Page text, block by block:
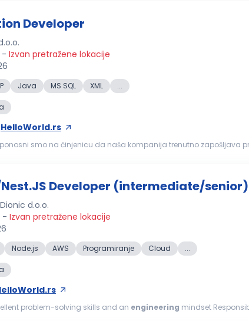
Developer
- Izvan pretražene lokacije
Java MS SQL XML ...
HelloWorld.rs
smo na činjenicu da naša kompanija trenutno zapošljava
Developer (intermediate/senior)
d.o.o.
- Izvan pretražene lokacije
Node.js AWS Programiranje Cloud ...
problem-solving skills and an engineering